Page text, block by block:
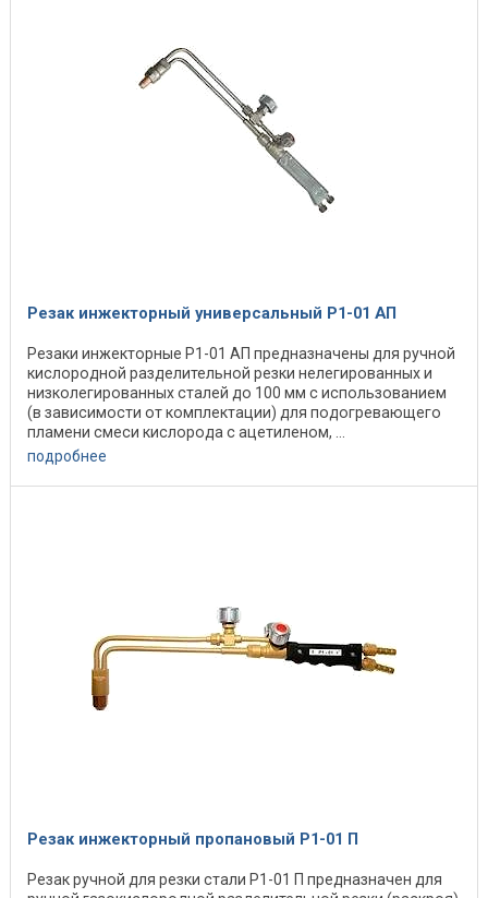
Резак инжекторный универсальный Р1-01 АП
Резаки инжекторные Р1-01 АП предназначены для ручной
кислородной разделительной резки нелегированных и
низколегированных сталей до 100 мм с использованием
(в зависимости от комплектации) для подогревающего
пламени смеси кислорода с ацетиленом, ...
подробнее
Резак инжекторный пропановый Р1-01 П
Резак ручной для резки стали Р1-01 П предназначен для